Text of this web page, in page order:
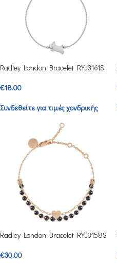
Radley London Bracelet RYJ3161S
€18.00
Συνδεθείτε για τιμές χονδρικής
Radley London Bracelet RYJ3158S
€30.00